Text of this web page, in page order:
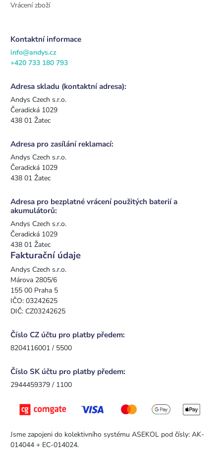
Vrácení zboží
Kontaktní informace
info@andys.cz
+420 733 180 793
Adresa skladu (kontaktní adresa):
Andys Czech s.r.o.
Čeradická 1029
438 01 Žatec
Adresa pro zasílání reklamací:
Andys Czech s.r.o.
Čeradická 1029
438 01 Žatec
Adresa pro bezplatné vrácení použitých baterií a
akumulátorů:
Andys Czech s.r.o.
Čeradická 1029
438 01 Žatec
Fakturační údaje
Andys Czech s.r.o.
Márova 2805/6
155 00 Praha 5
IČO: 03242625
DIČ: CZ03242625
Číslo CZ účtu pro platby předem:
8204116001 / 5500
Číslo SK účtu pro platby předem:
2944459379 / 1100
Jsme zapojeni do kolektivního systému ASEKOL pod čísly: AK-
014044 + EC-014024.